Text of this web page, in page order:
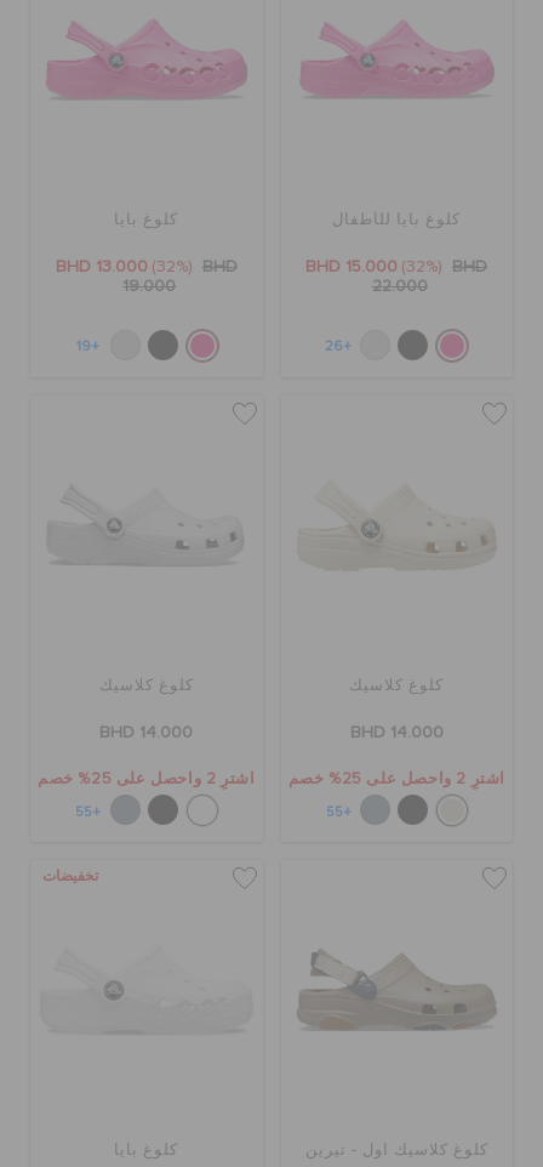
كلوغ بايا للأطفال
BHD 15.000 (32%)
BHD
22.000
+26
كلوغ بايا
BHD 13.000 (32%)
BHD
19.000
+19
كلوغ كلاسيك
BHD 14.000
اشترِ 2 واحصل على 25% خصم
+55
كلوغ كلاسيك
BHD 14.000
اشترِ 2 واحصل على 25% خصم
+55
كلوغ كلاسيك اول - تيرين
تخفيضات
كلوغ بايا